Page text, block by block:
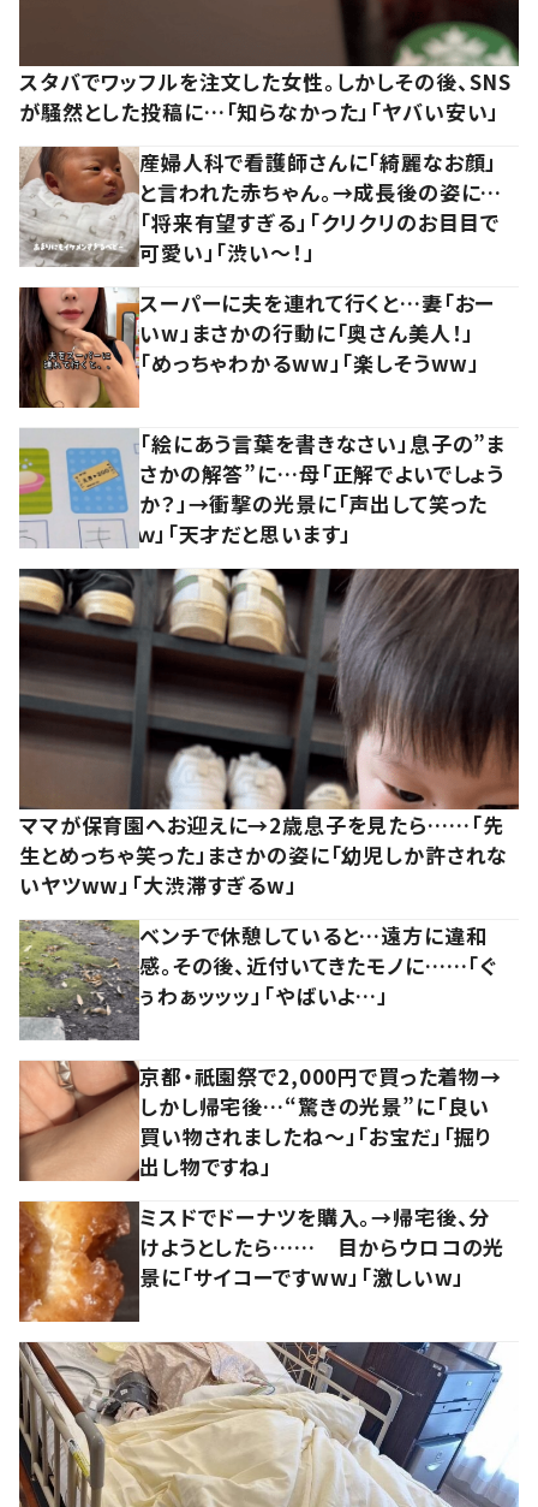
スタバでワッフルを注文した女性。しかしその後、SNS
が騒然とした投稿に…「知らなかった」「ヤバい安い」
産婦人科で看護師さんに「綺麗なお顔」
と言われた赤ちゃん。→成長後の姿に…
「将来有望すぎる」「クリクリのお目目で
可愛い」「渋い～！」
スーパーに夫を連れて行くと…妻「おー
いw」まさかの行動に「奥さん美人！」
「めっちゃわかるww」「楽しそうww」
「絵にあう言葉を書きなさい」息子の”ま
さかの解答”に…母「正解でよいでしょう
か？」→衝撃の光景に「声出して笑った
ｗ」「天才だと思います」
ママが保育園へお迎えに→2歳息子を見たら……「先
生とめっちゃ笑った」まさかの姿に「幼児しか許されな
いヤツww」「大渋滞すぎるw」
ベンチで休憩していると…遠方に違和
感。その後、近付いてきたモノに……「ぐ
ぅわぁッッッ」「やばいよ…」
京都・祇園祭で2,000円で買った着物→
しかし帰宅後…“驚きの光景”に「良い
買い物されましたね～」「お宝だ」「掘り
出し物ですね」
ミスドでドーナツを購入。→帰宅後、分
けようとしたら…… 目からウロコの光
景に「サイコーですww」「激しいw」